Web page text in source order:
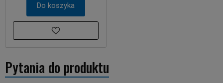
Do koszyka
Pytania do produktu